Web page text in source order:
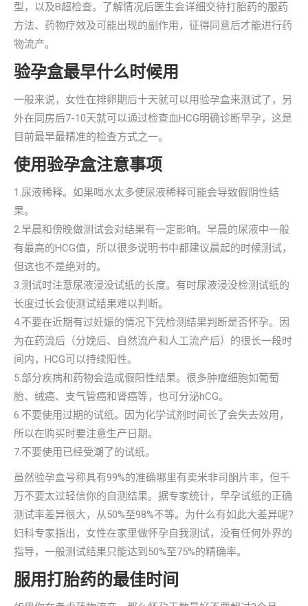
型，以及B超检查。了解情况后医生会详细交待打胎药的服药
方法、药物疗效及可能出现的副作用，征得同意后才能进行药
物流产。
验孕盒最早什么时候用
一般来说，女性在排卵期后十天就可以用验孕盒来测试了，另
外在同房后7-10天就可以通过检查血HCG明确诊断早孕，这是
目前最早最精准的检查方式之一。
使用验孕盒注意事项
1.尿液稀释。如果喝水太多使尿液稀释可能会导致假阴性结
果。
2.早晨和傍晚做测试会对结果有一定影响。早晨的尿液中一般
有最高的HCG值，所以很多说明书中都建议晨起的时候测试，
但这也不是绝对的。
3.测试时注意尿液浸没试纸的长度。有时尿液浸没检测试纸的
长度过长会使测试结果难以判断。
4.不要在近期有过妊娠的情况下凭检测结果判断是否怀孕。因
为在药流后（分娩后、自然流产和人工流产后）的很长一段时
间内，HCG可以持续阳性。
5.部分疾病和药物会造成假阳性结果。很多肿瘤细胞如葡萄
胎、绒癌、支气管癌和肾癌等，也可分泌hCG。
6.不要使用过期的试纸。因为化学试剂时间长了会失去效用，
所以在购买时要注意生产日期。
7.不要使用已经受潮了的试纸。
虽然验孕盒号称具有99%的准确哪里有卖米非司酮片率，但千
万不要太过轻信你的自测结果。据专家统计，早孕试纸的正确
测试率差异很大，从50%至98%不等。为什么有如此大差异呢?
妇科专家指出，女性在家里做怀孕自我测试，没有任何外界的
指导，一般测试结果只能达到50%至75%的精确率。
服用打胎药的最佳时间